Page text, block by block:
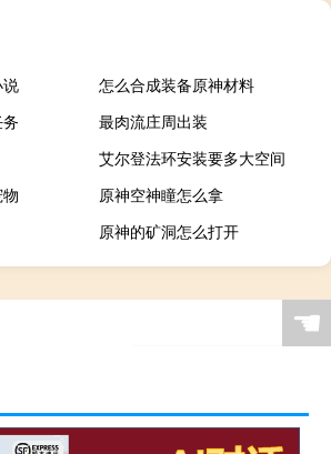
怎么合成装备原神材料
最肉流庄周出装
艾尔登法环安装要多大空间
原神空神瞳怎么拿
原神的矿洞怎么打开
☚